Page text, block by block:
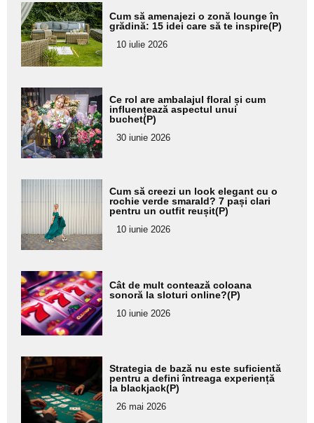
Adaugă
aici textul
pentru
subtitlu
Cum să amenajezi o zonă lounge în
grădină: 15 idei care să te inspire(P)
10 iulie 2026
Adaugă
aici textul
pentru
subtitlu
Ce rol are ambalajul floral și cum
influențează aspectul unui
buchet(P)
30 iunie 2026
Adaugă
aici textul
pentru
subtitlu
Cum să creezi un look elegant cu o
rochie verde smarald? 7 pași clari
pentru un outfit reușit(P)
10 iunie 2026
Adaugă
aici textul
pentru
subtitlu
Cât de mult contează coloana
sonoră la sloturi online?(P)
10 iunie 2026
Adaugă
aici textul
pentru
subtitlu
Strategia de bază nu este suficientă
pentru a defini întreaga experiență
la blackjack(P)
26 mai 2026